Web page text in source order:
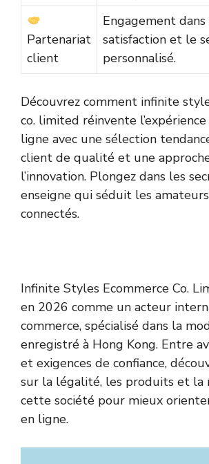
Partenariat
client
Engagement dans
satisfaction et le
personnalisé.
Découvrez comment infinite
co. limited réinvente
ligne avec une sélection
client de qualité et une
l’innovation. Plongez dans les
enseigne qui séduit les
connectés.
Infinite Styles Ecommerce Co.
en 2026 comme un acteur
commerce, spécialisé dans la
enregistré à Hong Kong. Entre
et exigences de confiance,
sur la légalité, les produits et la
cette société pour mieux
en ligne.